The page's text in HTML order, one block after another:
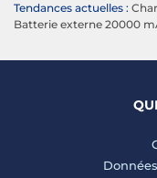
Tendances actuelles :
Batterie externe 20000